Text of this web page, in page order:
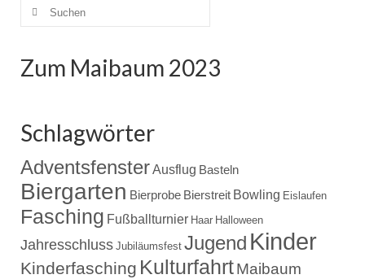
Suche
nach:
Zum Maibaum 2023
Schlagwörter
AdventsfensterAusflug Basteln
Biergarten Bierprobe Bierstreit Bowling Eislaufen
Fasching Fußballturnier Haar Halloween
Jahresschluss Jubiläumsfest Jugend Kinder
Kinderfasching KulturfahrtMaibaum